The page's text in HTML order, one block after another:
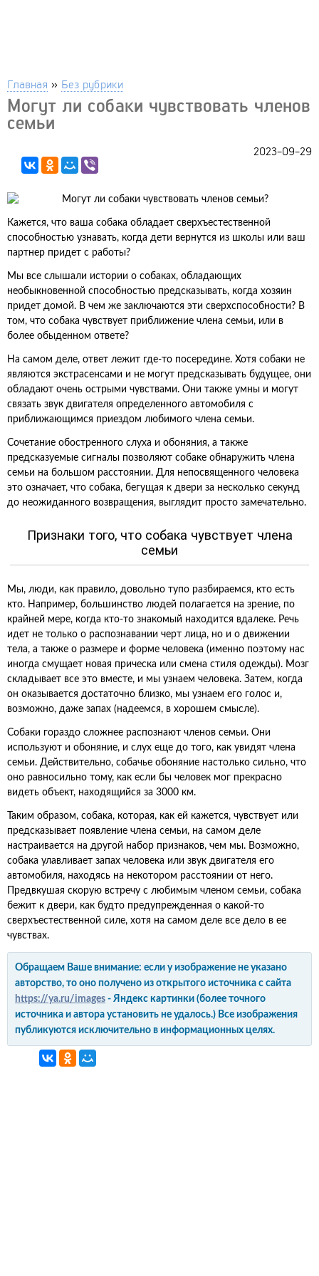
Главная » Без рубрики
Могут ли собаки чувствовать членов
семьи
2023-09-29
Кажется, что ваша собака обладает сверхъестественной
способностью узнавать, когда дети вернутся из школы или ваш
партнер придет с работы?
Мы все слышали истории о собаках, обладающих
необыкновенной способностью предсказывать, когда хозяин
придет домой. В чем же заключаются эти сверхспособности? В
том, что собака чувствует приближение члена семьи, или в
более обыденном ответе?
На самом деле, ответ лежит где-то посередине. Хотя собаки не
являются экстрасенсами и не могут предсказывать будущее, они
обладают очень острыми чувствами. Они также умны и могут
связать звук двигателя определенного автомобиля с
приближающимся приездом любимого члена семьи.
Сочетание обостренного слуха и обоняния, а также
предсказуемые сигналы позволяют собаке обнаружить члена
семьи на большом расстоянии. Для непосвященного человека
это означает, что собака, бегущая к двери за несколько секунд
до неожиданного возвращения, выглядит просто замечательно.
Признаки того, что собака чувствует члена
семьи
Мы, люди, как правило, довольно тупо разбираемся, кто есть
кто. Например, большинство людей полагается на зрение, по
крайней мере, когда кто-то знакомый находится вдалеке. Речь
идет не только о распознавании черт лица, но и о движении
тела, а также о размере и форме человека (именно поэтому нас
иногда смущает новая прическа или смена стиля одежды). Мозг
складывает все это вместе, и мы узнаем человека. Затем, когда
он оказывается достаточно близко, мы узнаем его голос и,
возможно, даже запах (надеемся, в хорошем смысле).
Собаки гораздо сложнее распознают членов семьи. Они
используют и обоняние, и слух еще до того, как увидят члена
семьи. Действительно, собачье обоняние настолько сильно, что
оно равносильно тому, как если бы человек мог прекрасно
видеть объект, находящийся за 3000 км.
Таким образом, собака, которая, как ей кажется, чувствует или
предсказывает появление члена семьи, на самом деле
настраивается на другой набор признаков, чем мы. Возможно,
собака улавливает запах человека или звук двигателя его
автомобиля, находясь на некотором расстоянии от него.
Предвкушая скорую встречу с любимым членом семьи, собака
бежит к двери, как будто предупрежденная о какой-то
сверхъестественной силе, хотя на самом деле все дело в ее
чувствах.
Обращаем Ваше внимание: если у изображение не указано
авторство, то оно получено из открытого источника с сайта
https://ya.ru/images - Яндекс картинки (более точного
источника и автора установить не удалось.) Все изображения
публикуются исключительно в информационных целях.